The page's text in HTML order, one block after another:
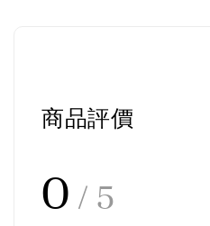
商品評價
0 / 5